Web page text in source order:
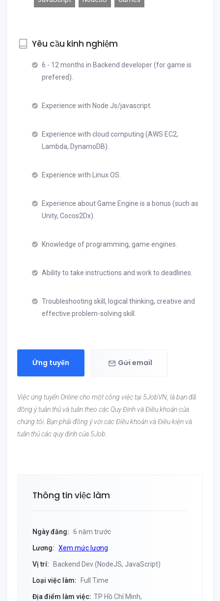
Yêu cầu kinh nghiệm
6 - 12 months in Backend developer (for game is
prefered).
Experience with Node Js/javascript.
Experience with cloud computing (AWS EC2,
Lambda, DynamoDB).
Experience with Linux OS.
Experience about Game Engine is a bonus (such as
Unity, Cocos2Dx).
Knowledge of programming, game engines.
Ability to take instructions and work to deadlines.
Troubleshooting skill, logical thinking, creative and
effective problem-solving skill.
Ứng tuyển Gửi email
Việc ứng tuyển Online cho một công việc tại 5JobVN, là bạn đã
đồng ý tuân thủ và tuân theo các Quy Định và Điều khoản của
chúng tôi. Bạn phải đồng ý với các Điều khoản và Điều kiện và
tuân thủ các quy định của 5Job.
Thông tin việc làm
Ngày đăng: 6 năm trước
Lương: Xem mức lương
Vị trí: Backend Dev (NodeJS, JavaScript)
Loại việc làm: Full Time
Địa điểm làm việc: TP Hồ Chí Minh,